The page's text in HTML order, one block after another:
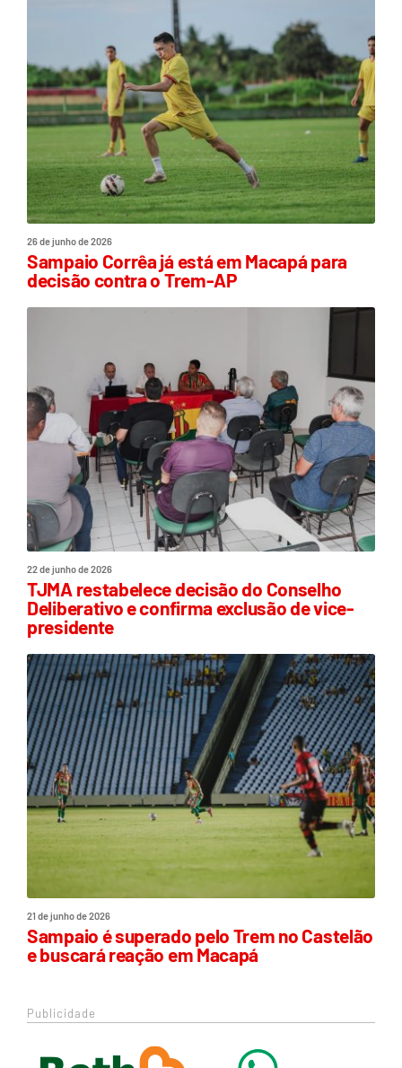
26 de junho de 2026
Sampaio Corrêa já está em Macapá para
decisão contra o Trem-AP
22 de junho de 2026
TJMA restabelece decisão do Conselho
Deliberativo e confirma exclusão de vice-
presidente
21 de junho de 2026
Sampaio é superado pelo Trem no Castelão
e buscará reação em Macapá
Publicidade